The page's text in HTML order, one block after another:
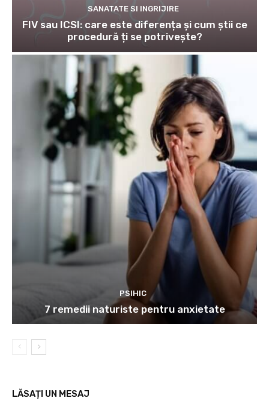
SANATATE SI INGRIJIRE
FIV sau ICSI: care este diferența și cum știi ce
procedură ți se potrivește?
PSIHIC
7 remedii naturiste pentru anxietate
LĂSAȚI UN MESAJ